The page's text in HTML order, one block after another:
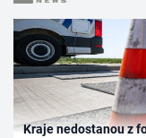
Kraje nedostanou z